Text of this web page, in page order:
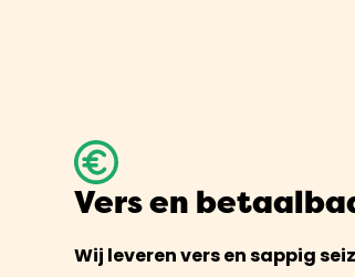
Vers en
Wij leveren vers en sappig